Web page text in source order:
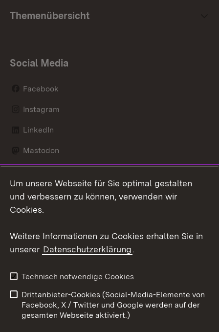
Themenübersicht
Social Media
Facebook
Instagram
LinkedIn
Mastodon
X / Twitter
Youtube
Kontakt
Datenschutz
Barrierefreiheit
Impressum Cookies
Um unsere Webseite für Sie optimal gestalten
und verbessern zu können, verwenden wir
Cookies.
Weitere Informationen zu Cookies erhalten Sie in
unserer Datenschutzerklärung.
Technisch notwendige Cookies
Drittanbieter-Cookies (Social-Media-Elemente von
Facebook, X / Twitter und Google werden auf der
gesamten Webseite aktiviert.)